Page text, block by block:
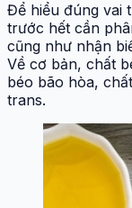
Để hiểu đúng vai
trước hết cần
cũng như nhận
Về cơ bản, chất
béo bão hòa,
trans.